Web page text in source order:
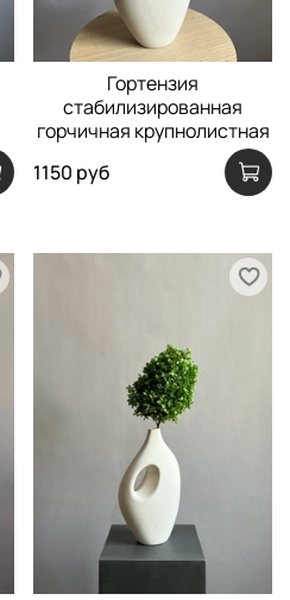
Гортензия
стабилизированная
горчичная крупнолистная
1150 руб